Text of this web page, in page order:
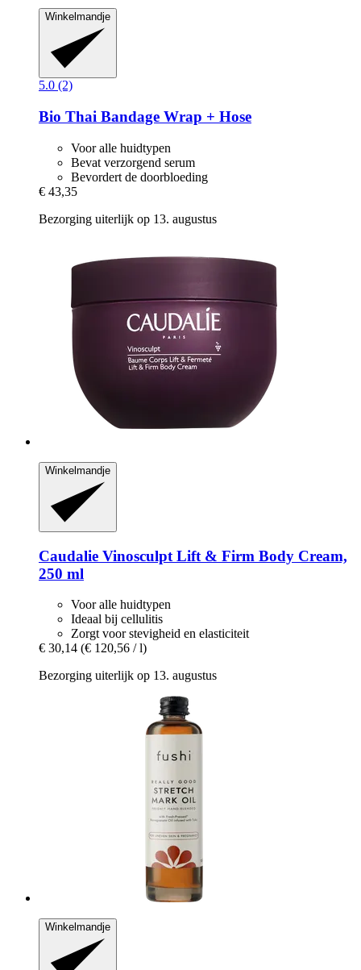
Winkelmandje
5.0 (2)
Bio Thai Bandage Wrap + Hose
Voor alle huidtypen
Bevat verzorgend serum
Bevordert de doorbloeding
€ 43,35
Bezorging uiterlijk op 13. augustus
Winkelmandje
Caudalie Vinosculpt Lift & Firm Body Cream,
250 ml
Voor alle huidtypen
Ideaal bij cellulitis
Zorgt voor stevigheid en elasticiteit
€ 30,14 (€ 120,56 / l)
Bezorging uiterlijk op 13. augustus
Winkelmandje